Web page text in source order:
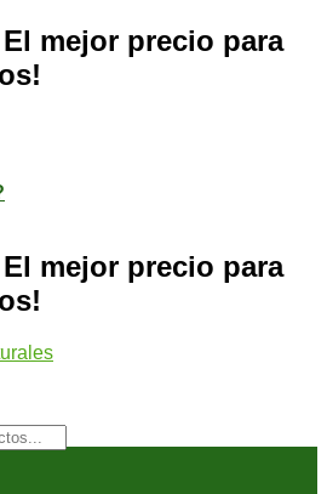
El mejor precio para
El mejor precio para